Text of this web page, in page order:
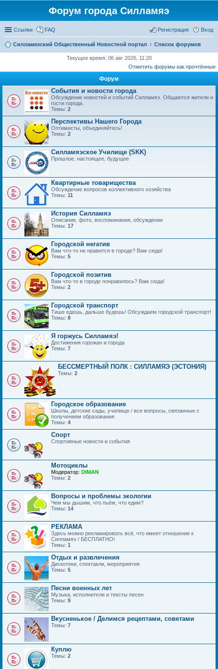
Форум города Силламяэ
Ссылки FAQ Вход
Регистрация
Силламяэский Общественный Новостной портал Список форумов
Текущее время: 06 авг 2026, 11:20
Отметить форумы как прочтённые
Форум
События и новости города
Обсуждение новостей и событий Силламяэ. Общаются жители и
гости города.
Темы: 2
Перспективы Нашего Города
Оптимисты, объединяйтесь!
Темы: 2
Силламяэское Училище (SKK)
Прошлое, настоящее, будущее
Квартирные товарищества
Обсуждение вопросов коллективного хозяйства
Темы: 11
История Силламяэ
Описание, фото, воспоминания, обсуждение
Темы: 17
Городской негатив
Вам что-то не нравится в городе? Вам сюда!
Темы: 5
Городской позитив
Вам что-то в городе понравилось? Вам сюда!
Темы: 2
Городской транспорт
Тише едешь, дальше будешь! Обсуждаем городской транспорт!
Темы: 8
Я горжусь Силламяэ!
Достижения горожан и города
Темы: 7
БЕССМЕРТНЫЙ ПОЛК : СИЛЛАМЯЭ (ЭСТОНИЯ)
Темы: 2
Городское образование
Школы, детские сады, училище / все вопросы, связанные с
получением образования
Темы: 4
Спорт
Спортивные новости и события
Мотоциклы
Модератор: DIMAN
Темы: 2
Вопросы и проблемы экологии
Чем мы дышим, что пьём, что едим?
Темы: 14
РЕКЛАМА
Здесь можно рекламировать всё, что имеет отношение к
Силламяэ / БЕСПЛАТНО!
Темы: 1
Отдых и развлечения
Дискотеки, спектакли, мероприятия
Темы: 5
Песни военных лет
Музыка, исполнители и тексты песен
Темы: 9
Вкусненькое / Делимся рецептами, советами
Темы: 7
Куплю
Темы: 2